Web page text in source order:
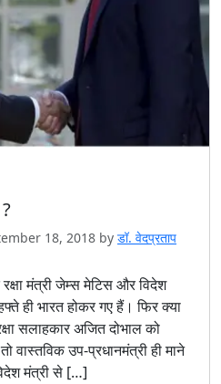
18, 2018 by डॉ. वेदप्रताप
मंत्री जेम्स मेटिस और विदेश
ही भारत होकर गए हैं। फिर क्या
सलाहकार अजित दोभाल को
वास्तविक उप-प्रधानमंत्री ही माने
मंत्री से […]